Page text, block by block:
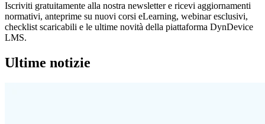
Iscriviti gratuitamente alla nostra newsletter e ricevi aggiornamenti
normativi, anteprime su nuovi corsi eLearning, webinar esclusivi,
checklist scaricabili e le ultime novità della piattaforma DynDevice
LMS.
Ultime notizie